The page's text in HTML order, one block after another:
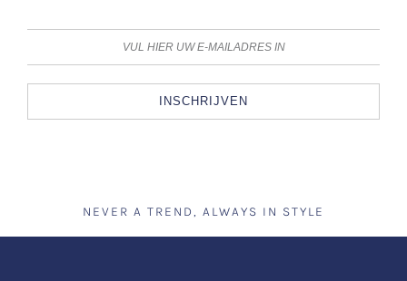
INSCHRIJVEN
NEVER A TREND, ALWAYS IN STYLE